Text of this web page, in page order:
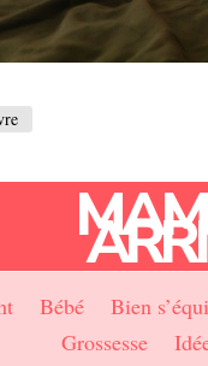
Bébé Bien
Grossesse